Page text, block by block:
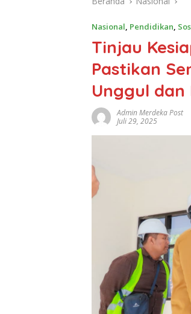
Nasional, Pendidikan,
Tinjau
Pastikan
Unggul
Admin Merdeka Post
Juli 29, 2025